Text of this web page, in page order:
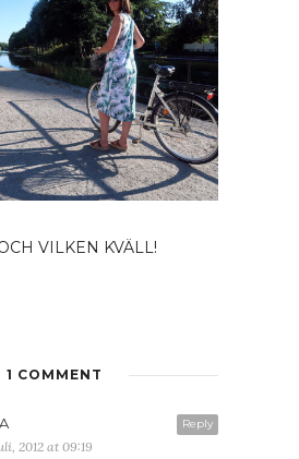
VILKEN KVÄLL!
1 COMMENT
Reply
2012 at 09:19